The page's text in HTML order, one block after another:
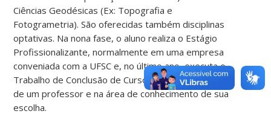
Ciências Geodésicas (Ex: Topografia e
Fotogrametria). São oferecidas também disciplinas
optativas. Na nona fase, o aluno realiza o Estágio
Profissionalizante, normalmente em uma empresa
conveniada com a UFSC e, no último ano, executa o
Trabalho de Conclusão de Curso, sob a orientação
de um professor e na área de conhecimento de sua
escolha.